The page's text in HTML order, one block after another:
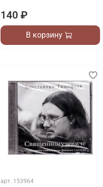
140 ₽
В корзину
арт. 153964